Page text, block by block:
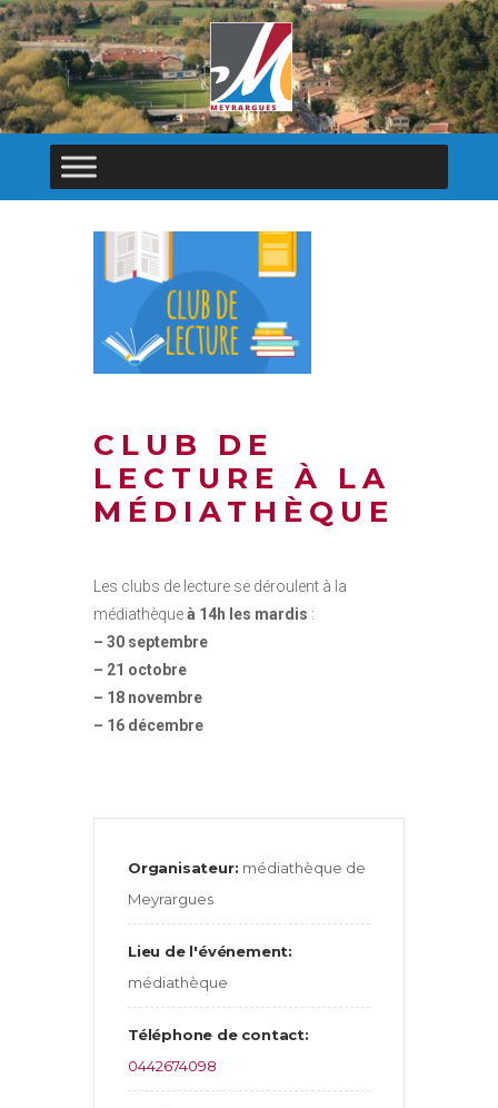
CLUB DE
LECTURE À LA
MÉDIATHÈQUE
Les clubs de lecture se déroulent à la
médiathèqueà 14h les mardis :
– 30 septembre
– 21 octobre
– 18 novembre
– 16 décembre
Organisateur: médiathèque de
Meyrargues
Lieu de l'événement:
médiathèque
Téléphone de contact:
0442674098